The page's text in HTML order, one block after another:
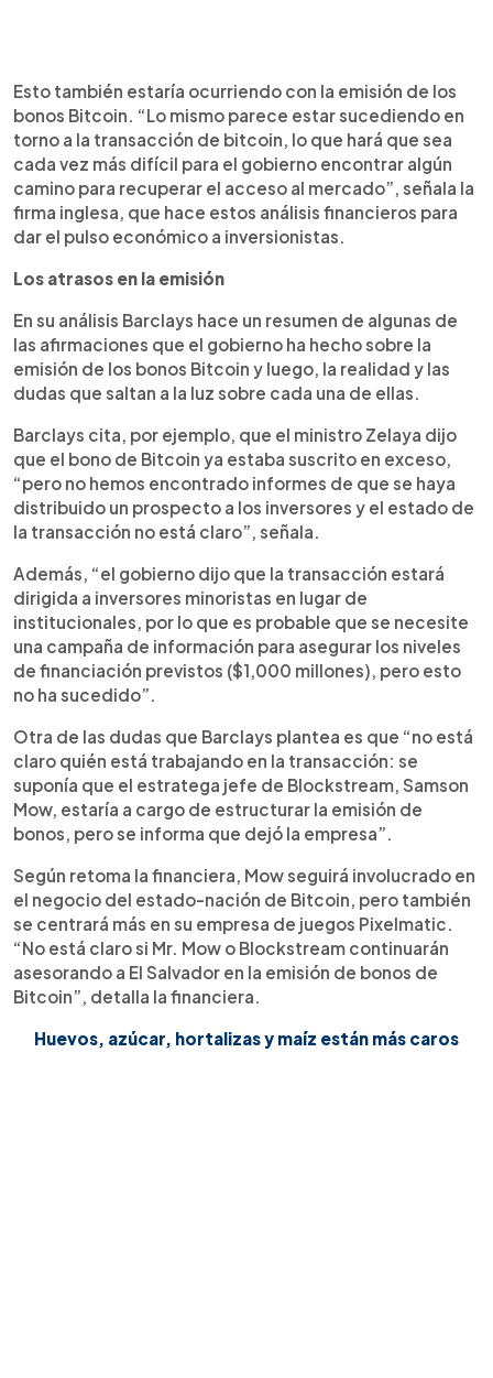
Esto también estaría ocurriendo con la emisión de los
bonos Bitcoin. “Lo mismo parece estar sucediendo en
torno a la transacción de bitcoin, lo que hará que sea
cada vez más difícil para el gobierno encontrar algún
camino para recuperar el acceso al mercado”, señala la
firma inglesa, que hace estos análisis financieros para
dar el pulso económico a inversionistas.
Los atrasos en la emisión
En su análisis Barclays hace un resumen de algunas de
las afirmaciones que el gobierno ha hecho sobre la
emisión de los bonos Bitcoin y luego, la realidad y las
dudas que saltan a la luz sobre cada una de ellas.
Barclays cita, por ejemplo, que el ministro Zelaya dijo
que el bono de Bitcoin ya estaba suscrito en exceso,
“pero no hemos encontrado informes de que se haya
distribuido un prospecto a los inversores y el estado de
la transacción no está claro”, señala.
Además, “el gobierno dijo que la transacción estará
dirigida a inversores minoristas en lugar de
institucionales, por lo que es probable que se necesite
una campaña de información para asegurar los niveles
de financiación previstos ($1,000 millones), pero esto
no ha sucedido”.
Otra de las dudas que Barclays plantea es que “no está
claro quién está trabajando en la transacción: se
suponía que el estratega jefe de Blockstream, Samson
Mow, estaría a cargo de estructurar la emisión de
bonos, pero se informa que dejó la empresa”.
Según retoma la financiera, Mow seguirá involucrado en
el negocio del estado-nación de Bitcoin, pero también
se centrará más en su empresa de juegos Pixelmatic.
“No está claro si Mr. Mow o Blockstream continuarán
asesorando a El Salvador en la emisión de bonos de
Bitcoin”, detalla la financiera.
Huevos, azúcar, hortalizas y maíz están más caros